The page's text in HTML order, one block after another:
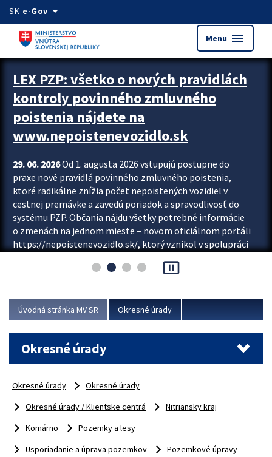
Preskocit na hlavný obsah
SK e-Govarrow_drop_down
Menu menu
Zastavit automatický posun upútavok
LEX PZP: všetko o nových pravidlách
kontroly povinného zmluvného
poistenia nájdete na
www.nepoistenevozidlo.sk
29. 06. 2026Od 1. augusta 2026 vstupujú postupne do
praxe nové pravidlá povinného zmluvného poistenia,
ktoré radikálne znížia počet nepoistených vozidiel v
cestnej premávke a zavedú poriadok a spravodlivosť do
systému PZP. Občania nájdu všetky potrebné informácie
o zmenách na jednom mieste – novom oficiálnom portáli
https://nepoistenevozidlo.sk/, ktorý vznikol v spolupráci
asociácie poisťovní (SLASPO) a Ministerstva vnútra SR.
Viac
pause_presentation
Úvodná stránka MV SR Okresné úrady
Okresné úrady
Okresné úrady
Okresné úrady
Okresné úrady / Klientske centrá
Nitriansky kraj
Komárno
Pozemky a lesy
Usporiadanie a úprava pozemkov
Pozemkové úpravy